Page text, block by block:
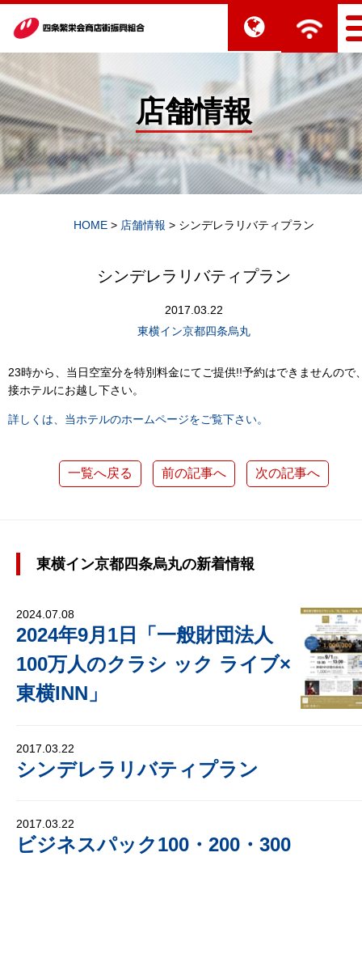
店舗情報
HOME > 店舗情報 > シンデレラリバティプラン
シンデレラリバティプラン
2017.03.22
東横イン京都四条烏丸
23時から、当日空室分を特別料金にてご提供!!予約はできませんので
接ホテルにお越し下さい。
詳しくは、当ホテルのホームページをご覧下さい。
一覧へ戻る 前の記事へ 次の記事へ
東横イン京都四条烏丸の新着情報
2024.07.08
2024年9月1日「一般財団法人
100万人のクラシ ック ライブ×
東横INN」
2017.03.22
シンデレラリバティプラン
2017.03.22
ビジネスパック100・200・300